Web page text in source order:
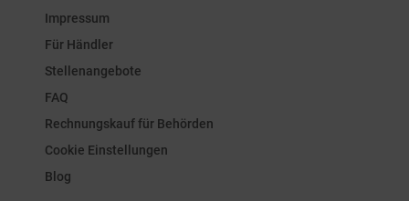
Impressum
Für Händler
Stellenangebote
FAQ
Rechnungskauf für Behörden
Cookie Einstellungen
Blog